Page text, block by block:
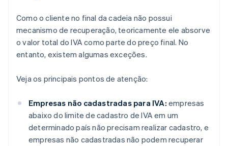
Como o cliente no final da cadeia não possui
mecanismo de recuperação, teoricamente ele absorve
o valor total do IVA como parte do preço final. No
entanto, existem algumas exceções.
Veja os principais pontos de atenção:
Empresas não cadastradas para IVA: empresas
abaixo do limite de cadastro de IVA em um
determinado país não precisam realizar cadastro, e
empresas não cadastradas não podem recuperar